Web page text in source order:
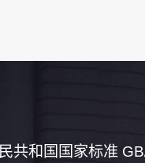
共和国国家标准